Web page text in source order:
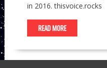
in 2016. thisvoice.rocks
READ MORE